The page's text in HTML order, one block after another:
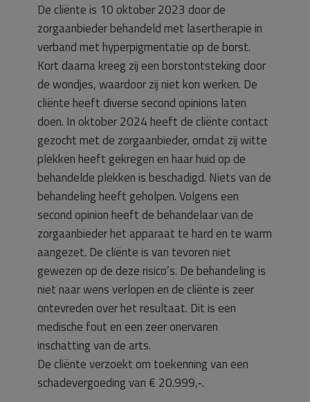
De cliënte is 10 oktober 2023 door de
zorgaanbieder behandeld met lasertherapie in
verband met hyperpigmentatie op de borst.
Kort daarna kreeg zij een borstontsteking door
de wondjes, waardoor zij niet kon werken. De
cliënte heeft diverse second opinions laten
doen. In oktober 2024 heeft de cliënte contact
gezocht met de zorgaanbieder, omdat zij witte
plekken heeft gekregen en haar huid op de
behandelde plekken is beschadigd. Niets van de
behandeling heeft geholpen. Volgens een
second opinion heeft de behandelaar van de
zorgaanbieder het apparaat te hard en te warm
aangezet. De cliënte is van tevoren niet
gewezen op de deze risico’s. De behandeling is
niet naar wens verlopen en de cliënte is zeer
ontevreden over het resultaat. Dit is een
medische fout en een zeer onervaren
inschatting van de arts.
De cliënte verzoekt om toekenning van een
schadevergoeding van € 20.999,-.